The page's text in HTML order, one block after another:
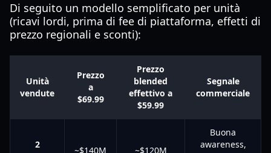
Di seguito un modello semplificato per unità
(ricavi lordi, prima di fee di piattaforma, effetti di
prezzo regionali e sconti):
Unità
vendute
Prezzo
a
$69.99
Prezzo
blended
effettivo a
$59.99
Segnale
commerciale
2
~$140M ~$120M
Buona
awareness,